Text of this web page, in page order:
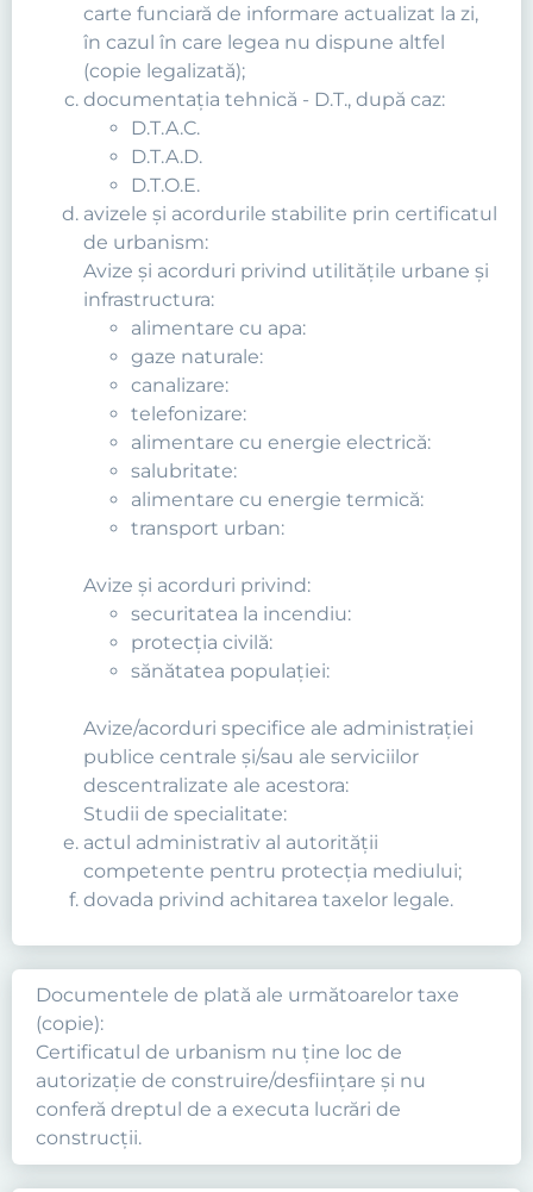
carte funciară de informare actualizat la zi,
în cazul în care legea nu dispune altfel
(copie legalizată);
documentaţia tehnică - D.T., după caz:
D.T.A.C.
D.T.A.D.
D.T.O.E.
avizele şi acordurile stabilite prin certificatul
de urbanism:
Avize şi acorduri privind utilităţile urbane şi
infrastructura:
alimentare cu apa:
gaze naturale:
canalizare:
telefonizare:
alimentare cu energie electrică:
salubritate:
alimentare cu energie termică:
transport urban:
Avize şi acorduri privind:
securitatea la incendiu:
protecţia civilă:
sănătatea populaţiei:
Avize/acorduri specifice ale administraţiei
publice centrale şi/sau ale serviciilor
descentralizate ale acestora:
Studii de specialitate:
actul administrativ al autorităţii
competente pentru protecţia mediului;
dovada privind achitarea taxelor legale.
Documentele de plată ale următoarelor taxe
(copie):
Certificatul de urbanism nu ţine loc de
autorizaţie de construire/desfiinţare şi nu
conferă dreptul de a executa lucrări de
construcţii.